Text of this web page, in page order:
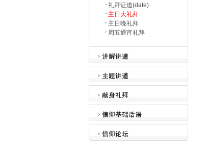
礼拜证道(date)
主日大礼拜
主日晚礼拜
周五通宵礼拜